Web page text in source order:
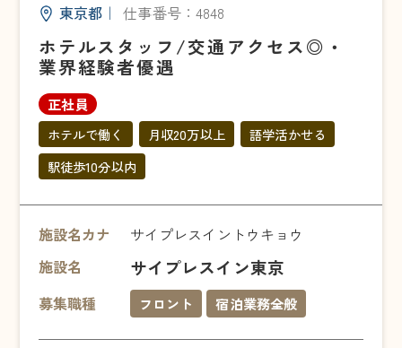
東京都 ｜ 仕事番号：4848
ホテルスタッフ/交通アクセス◎・
業界経験者優遇
正社員
ホテルで働く 月収20万以上
語学活かせる
駅徒歩10分以内
施設名カナ
サイプレスイントウキョウ
施設名
サイプレスイン東京
募集職種 フロント 宿泊業務全般